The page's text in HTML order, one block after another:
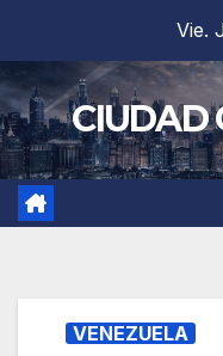
contenido
Vie.
CIUDAD
VENEZUELA